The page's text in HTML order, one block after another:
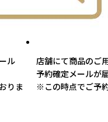
ル
りま
店舗にて商品のご
予約確定メールが
※この時点でご予